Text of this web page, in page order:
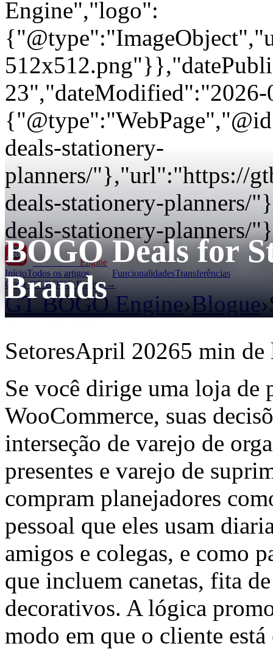
Engine","logo":
deals-stationery-
planners/"},"url":"https://
deals-stationery-planners/
deals-stationery-planners/"}
GT BOGO Engine
InícioTodos os artigos FuncionalidadesTransferências
Obter GT BOGO Engine →
GT BOGO Engine›Blogue›
BOGO Deals for
Brands
SetoresApril 20265 min de
Se você dirige uma loja de
WooCommerce, suas
interseção de varejo de
presentes e varejo de
compram planejadores
pessoal que eles usam
amigos e colegas, e como
que incluem canetas, fita
decorativos. A lógica
modo em que o cliente